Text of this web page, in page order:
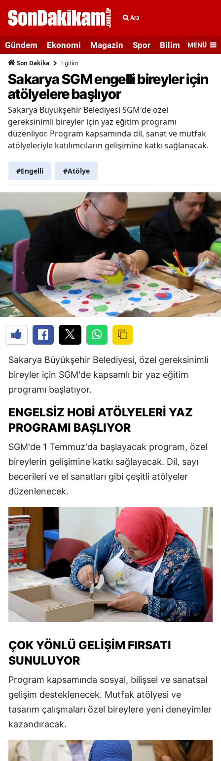
Ara
Gündem Ekonomi Magazin Spor Bilim veMENÜ
Son Dakika Eğitim
Sakarya SGM engelli bireyler için
atölyelere başlıyor
Sakarya Büyükşehir Belediyesi SGM'de özel
gereksinimli bireyler için yaz eğitim programı
düzenliyor. Program kapsamında dil, sanat ve mutfak
atölyeleriyle katılımcıların gelişimine katkı sağlanacak.
#Engelli #Atölye
Sakarya Büyükşehir Belediyesi, özel gereksinimli
bireyler için SGM'de kapsamlı bir yaz eğitim
programı başlatıyor.
ENGELSIZ HOBI ATÖLYELERI YAZ
PROGRAMI BAŞLIYOR
SGM'de 1 Temmuz'da başlayacak program, özel
bireylerin gelişimine katkı sağlayacak. Dil, sayı
becerileri ve el sanatları gibi çeşitli atölyeler
düzenlenecek.
ÇOK YÖNLÜ GELIŞIM FIRSATI
SUNULUYOR
Program kapsamında sosyal, bilişsel ve sanatsal
gelişim desteklenecek. Mutfak atölyesi ve
tasarım çalışmaları özel bireylere yeni deneyimler
kazandıracak.